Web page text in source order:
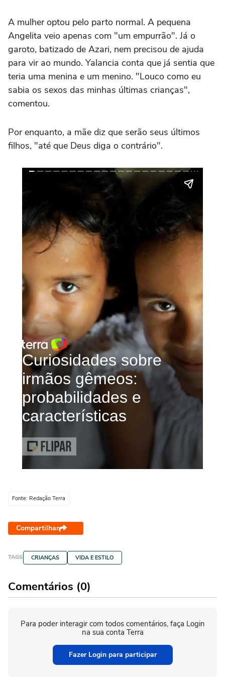
A mulher optou pelo parto normal. A pequena
Angelita veio apenas com "um empurrão". Já o
garoto, batizado de Azari, nem precisou de ajuda
para vir ao mundo. Yalancia conta que já sentia que
teria uma menina e um menino. "Louco como eu
sabia os sexos das minhas últimas crianças",
comentou.
Por enquanto, a mãe diz que serão seus últimos
filhos, "até que Deus diga o contrário".
Fonte: Redação Terra
Compartilhar
TAGS CRIANÇAS VIDA E ESTILO
Comentários (0)
Para poder interagir com todos comentários, faça Login
na sua conta Terra
Fazer Login para participar